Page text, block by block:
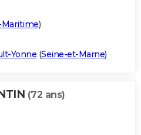
Maritime)
Yonne (Seine-et-Marne)
(72 ans)